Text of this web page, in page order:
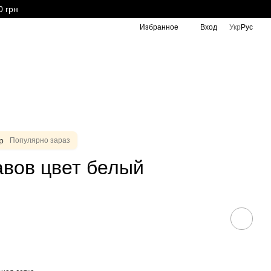
грн
Избранное Вход Укр Рус
Популярно зараз
цвет белый